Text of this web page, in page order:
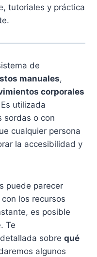
tutoriales y práctica
de
manuales,
corporales
utilizada
sordas o con
cualquier persona
la accesibilidad y
puede parecer
los recursos
es posible
Te
sobre qué
algunos